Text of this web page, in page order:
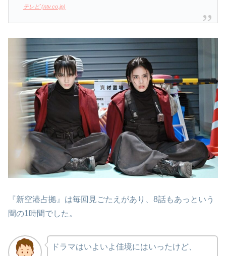
テレビ (ntv.co.jp)
『新空港占拠』は毎回見ごたえがあり、8話もあっという
間の1時間でした。
ドラマはいよいよ佳境にはいったけど、